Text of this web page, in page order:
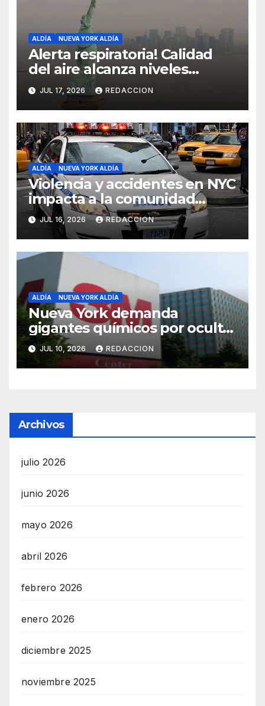
ALDÍA NUEVA YORK ALDÍA
Alerta respiratoria! Calidad
del aire alcanza niveles
peligrosos en NYC
JUL 17, 2026 REDACCION
ALDÍA NUEVA YORK ALDÍA
Violencia y accidentes en NYC
impacta a la comunidad
dominicana
JUL 16, 2026 REDACCION
ALDÍA NUEVA YORK ALDÍA
Nueva York demanda
gigantes químicos por ocultar
tóxicos en productos de
consumo
JUL 10, 2026 REDACCION
Archivos
julio 2026
junio 2026
mayo 2026
abril 2026
febrero 2026
enero 2026
diciembre 2025
noviembre 2025